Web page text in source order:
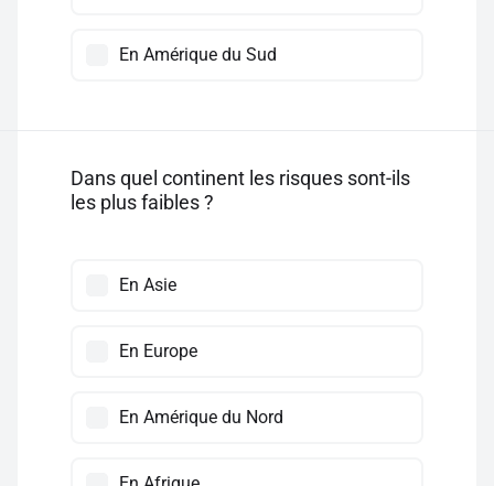
En Amérique du Sud
Dans quel continent les risques sont-ils
les plus faibles ?
En Asie
En Europe
En Amérique du Nord